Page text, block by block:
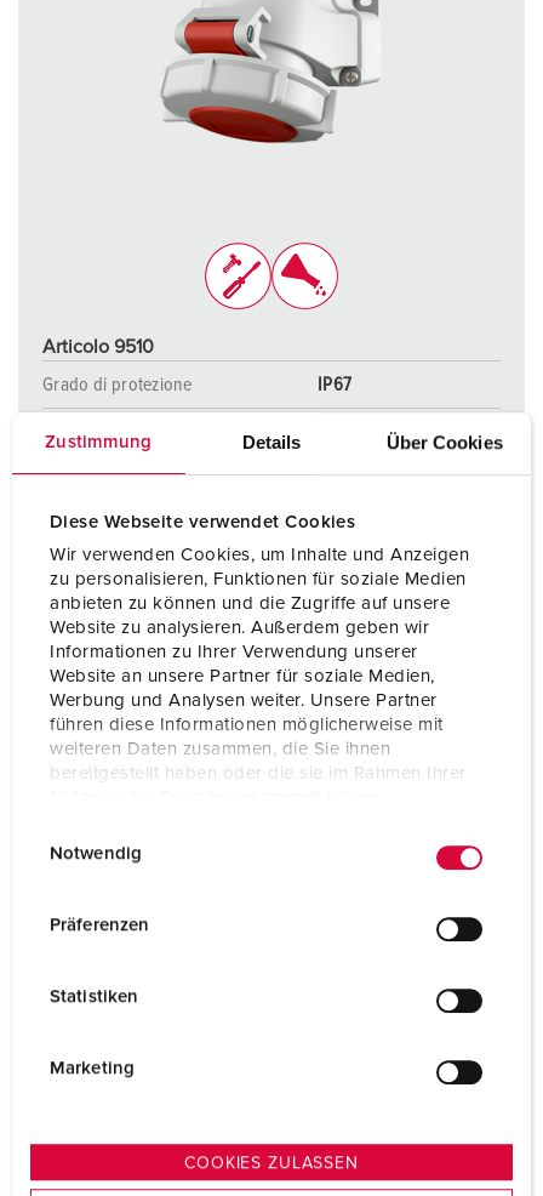
Zustimmung Details Über Cookies
Diese Webseite verwendet Cookies
Wir verwenden Cookies, um Inhalte und Anzeigen
zu personalisieren, Funktionen für soziale Medien
anbieten zu können und die Zugriffe auf unsere
Website zu analysieren. Außerdem geben wir
Informationen zu Ihrer Verwendung unserer
Website an unsere Partner für soziale Medien,
Werbung und Analysen weiter. Unsere Partner
führen diese Informationen möglicherweise mit
weiteren Daten zusammen, die Sie ihnen
bereitgestellt haben oder die sie im Rahmen Ihrer
s
Notwendig
Präferenzen
Statistiken
Marketing
COOKIES ZULASSEN
Articolo 9510
Grado di protezione
IP67
Ampere
Poli 4 p
Voltaggio 400 V
Tecnologie di collegamento morsetti a vite
AL PRODOTTO